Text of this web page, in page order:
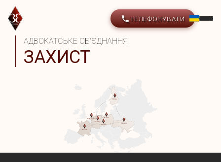
ТЕЛЕФОНУВАТИ
АДВОКАТСЬКЕ ОБ'ЄДНАННЯ
ЗАХИСТ